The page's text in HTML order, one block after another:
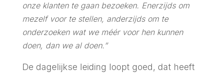
onze klanten te gaan bezoeken. Enerzijds om
mezelf voor te stellen, anderzijds om te
onderzoeken wat we méér voor hen kunnen
doen, dan we al doen.”
De dagelijkse leiding loopt goed, dat heeft